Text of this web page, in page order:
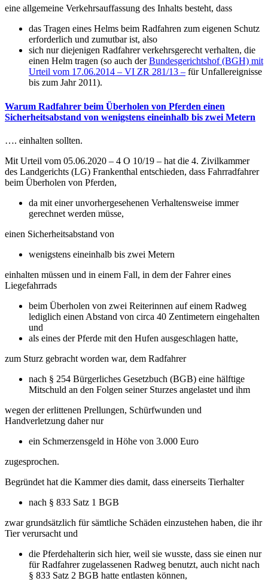
eine allgemeine Verkehrsauffassung des Inhalts besteht, dass
das Tragen eines Helms beim Radfahren zum eigenen Schutz
erforderlich und zumutbar ist, also
sich nur diejenigen Radfahrer verkehrsgerecht verhalten, die
einen Helm tragen (so auch derBundesgerichtshof (BGH) mit
Urteil vom 17.06.2014 – VI ZR 281/13 – für Unfallereignisse
bis zum Jahr 2011).
Warum Radfahrer beim Überholen von Pferden einen
Sicherheitsabstand von wenigstens eineinhalb bis zwei Metern
…. einhalten sollten.
Mit Urteil vom 05.06.2020 – 4 O 10/19 – hat die 4. Zivilkammer
des Landgerichts (LG) Frankenthal entschieden, dass Fahrradfahrer
beim Überholen von Pferden,
da mit einer unvorhergesehenen Verhaltensweise immer
gerechnet werden müsse,
einen Sicherheitsabstand von
wenigstens eineinhalb bis zwei Metern
einhalten müssen und in einem Fall, in dem der Fahrer eines
Liegefahrrads
beim Überholen von zwei Reiterinnen auf einem Radweg
lediglich einen Abstand von circa 40 Zentimetern eingehalten
und
als eines der Pferde mit den Hufen ausgeschlagen hatte,
zum Sturz gebracht worden war, dem Radfahrer
nach § 254 Bürgerliches Gesetzbuch (BGB) eine hälftige
Mitschuld an den Folgen seiner Sturzes angelastet und ihm
wegen der erlittenen Prellungen, Schürfwunden und
Handverletzung daher nur
ein Schmerzensgeld in Höhe von 3.000 Euro
zugesprochen.
Begründet hat die Kammer dies damit, dass einerseits Tierhalter
nach § 833 Satz 1 BGB
zwar grundsätzlich für sämtliche Schäden einzustehen haben, die ihr
Tier verursacht und
die Pferdehalterin sich hier, weil sie wusste, dass sie einen nur
für Radfahrer zugelassenen Radweg benutzt, auch nicht nach
§ 833 Satz 2 BGB hatte entlasten können,